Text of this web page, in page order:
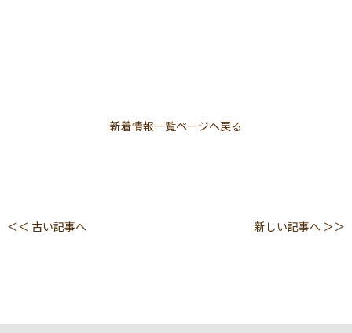
新着情報一覧ページへ戻る
＜＜ 古い記事へ 新しい記事へ ＞＞